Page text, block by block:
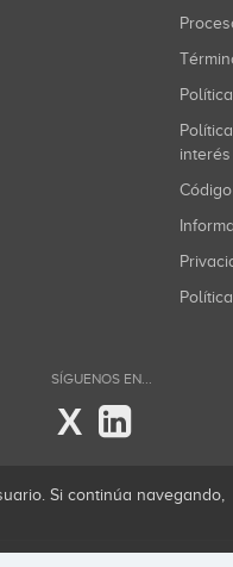
Política de gestión de conflictos de
interés
SÍGUENOS EN...
X
Si continúa navegando,